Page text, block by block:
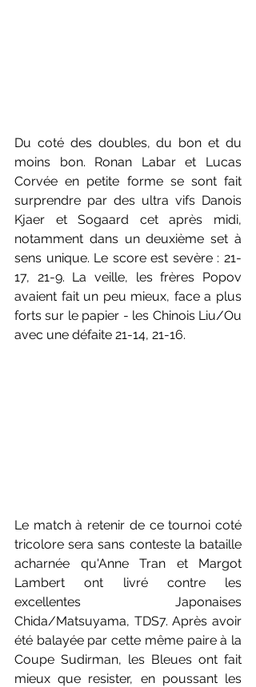
Du coté des doubles, du bon et du
moins bon. Ronan Labar et Lucas
Corvée en petite forme se sont fait
surprendre par des ultra vifs Danois
Kjaer et Sogaard cet après midi,
notamment dans un deuxième set à
sens unique. Le score est sevère : 21-
17, 21-9. La veille, les frères Popov
avaient fait un peu mieux, face a plus
forts sur le papier - les Chinois Liu/Ou
avec une défaite 21-14, 21-16.
Le match à retenir de ce tournoi coté
tricolore sera sans conteste la bataille
acharnée qu'Anne Tran et Margot
Lambert ont livré contre les
excellentes Japonaises
Chida/Matsuyama, TDS7. Après avoir
été balayée par cette même paire à la
Coupe Sudirman, les Bleues ont fait
mieux que resister, en poussant les